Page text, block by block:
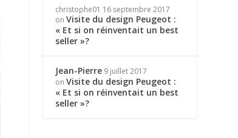
christophe01 16 septembre 2017
on Visite du design Peugeot :
« Et si on réinventait un best
seller »?
Jean-Pierre 9 juillet 2017
on Visite du design Peugeot :
« Et si on réinventait un best
seller »?